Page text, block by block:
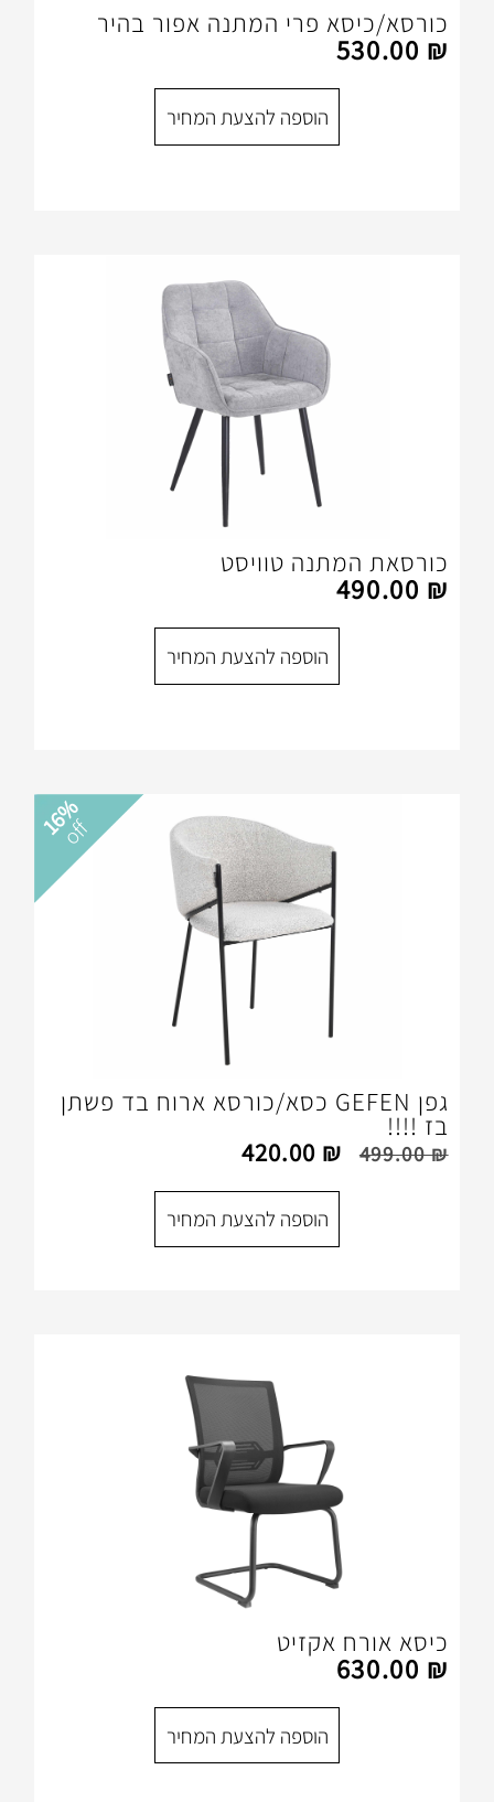
פרי המתנה אפור בהיר
הוספה להצעת המחיר
טוויסט
הוספה להצעת המחיר
16%
off
גפן GEFEN כסא/כורסא ארוח בד פשתן
420.00
הוספה להצעת המחיר
אקזיט
הוספה להצעת המחיר